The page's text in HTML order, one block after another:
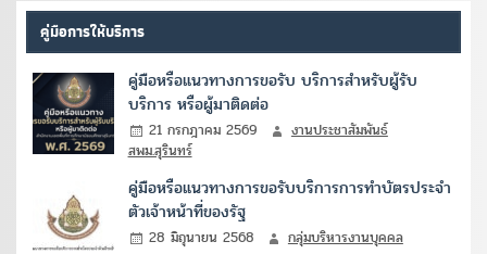
คู่มือการให้บริการ
คู่มือหรือแนวทางการขอรับ บริการสำหรับผู้รับ
บริการ หรือผู้มาติดต่อ
21 กรกฎาคม 2569
งานประชาสัมพันธ์
สพม.สุรินทร์
คู่มือหรือแนวทางการขอรับบริการการทำบัตรประจำ
ตัวเจ้าหน้าที่ของรัฐ
28 มิถุนายน 2568
กลุ่มบริหารงานบุคคล